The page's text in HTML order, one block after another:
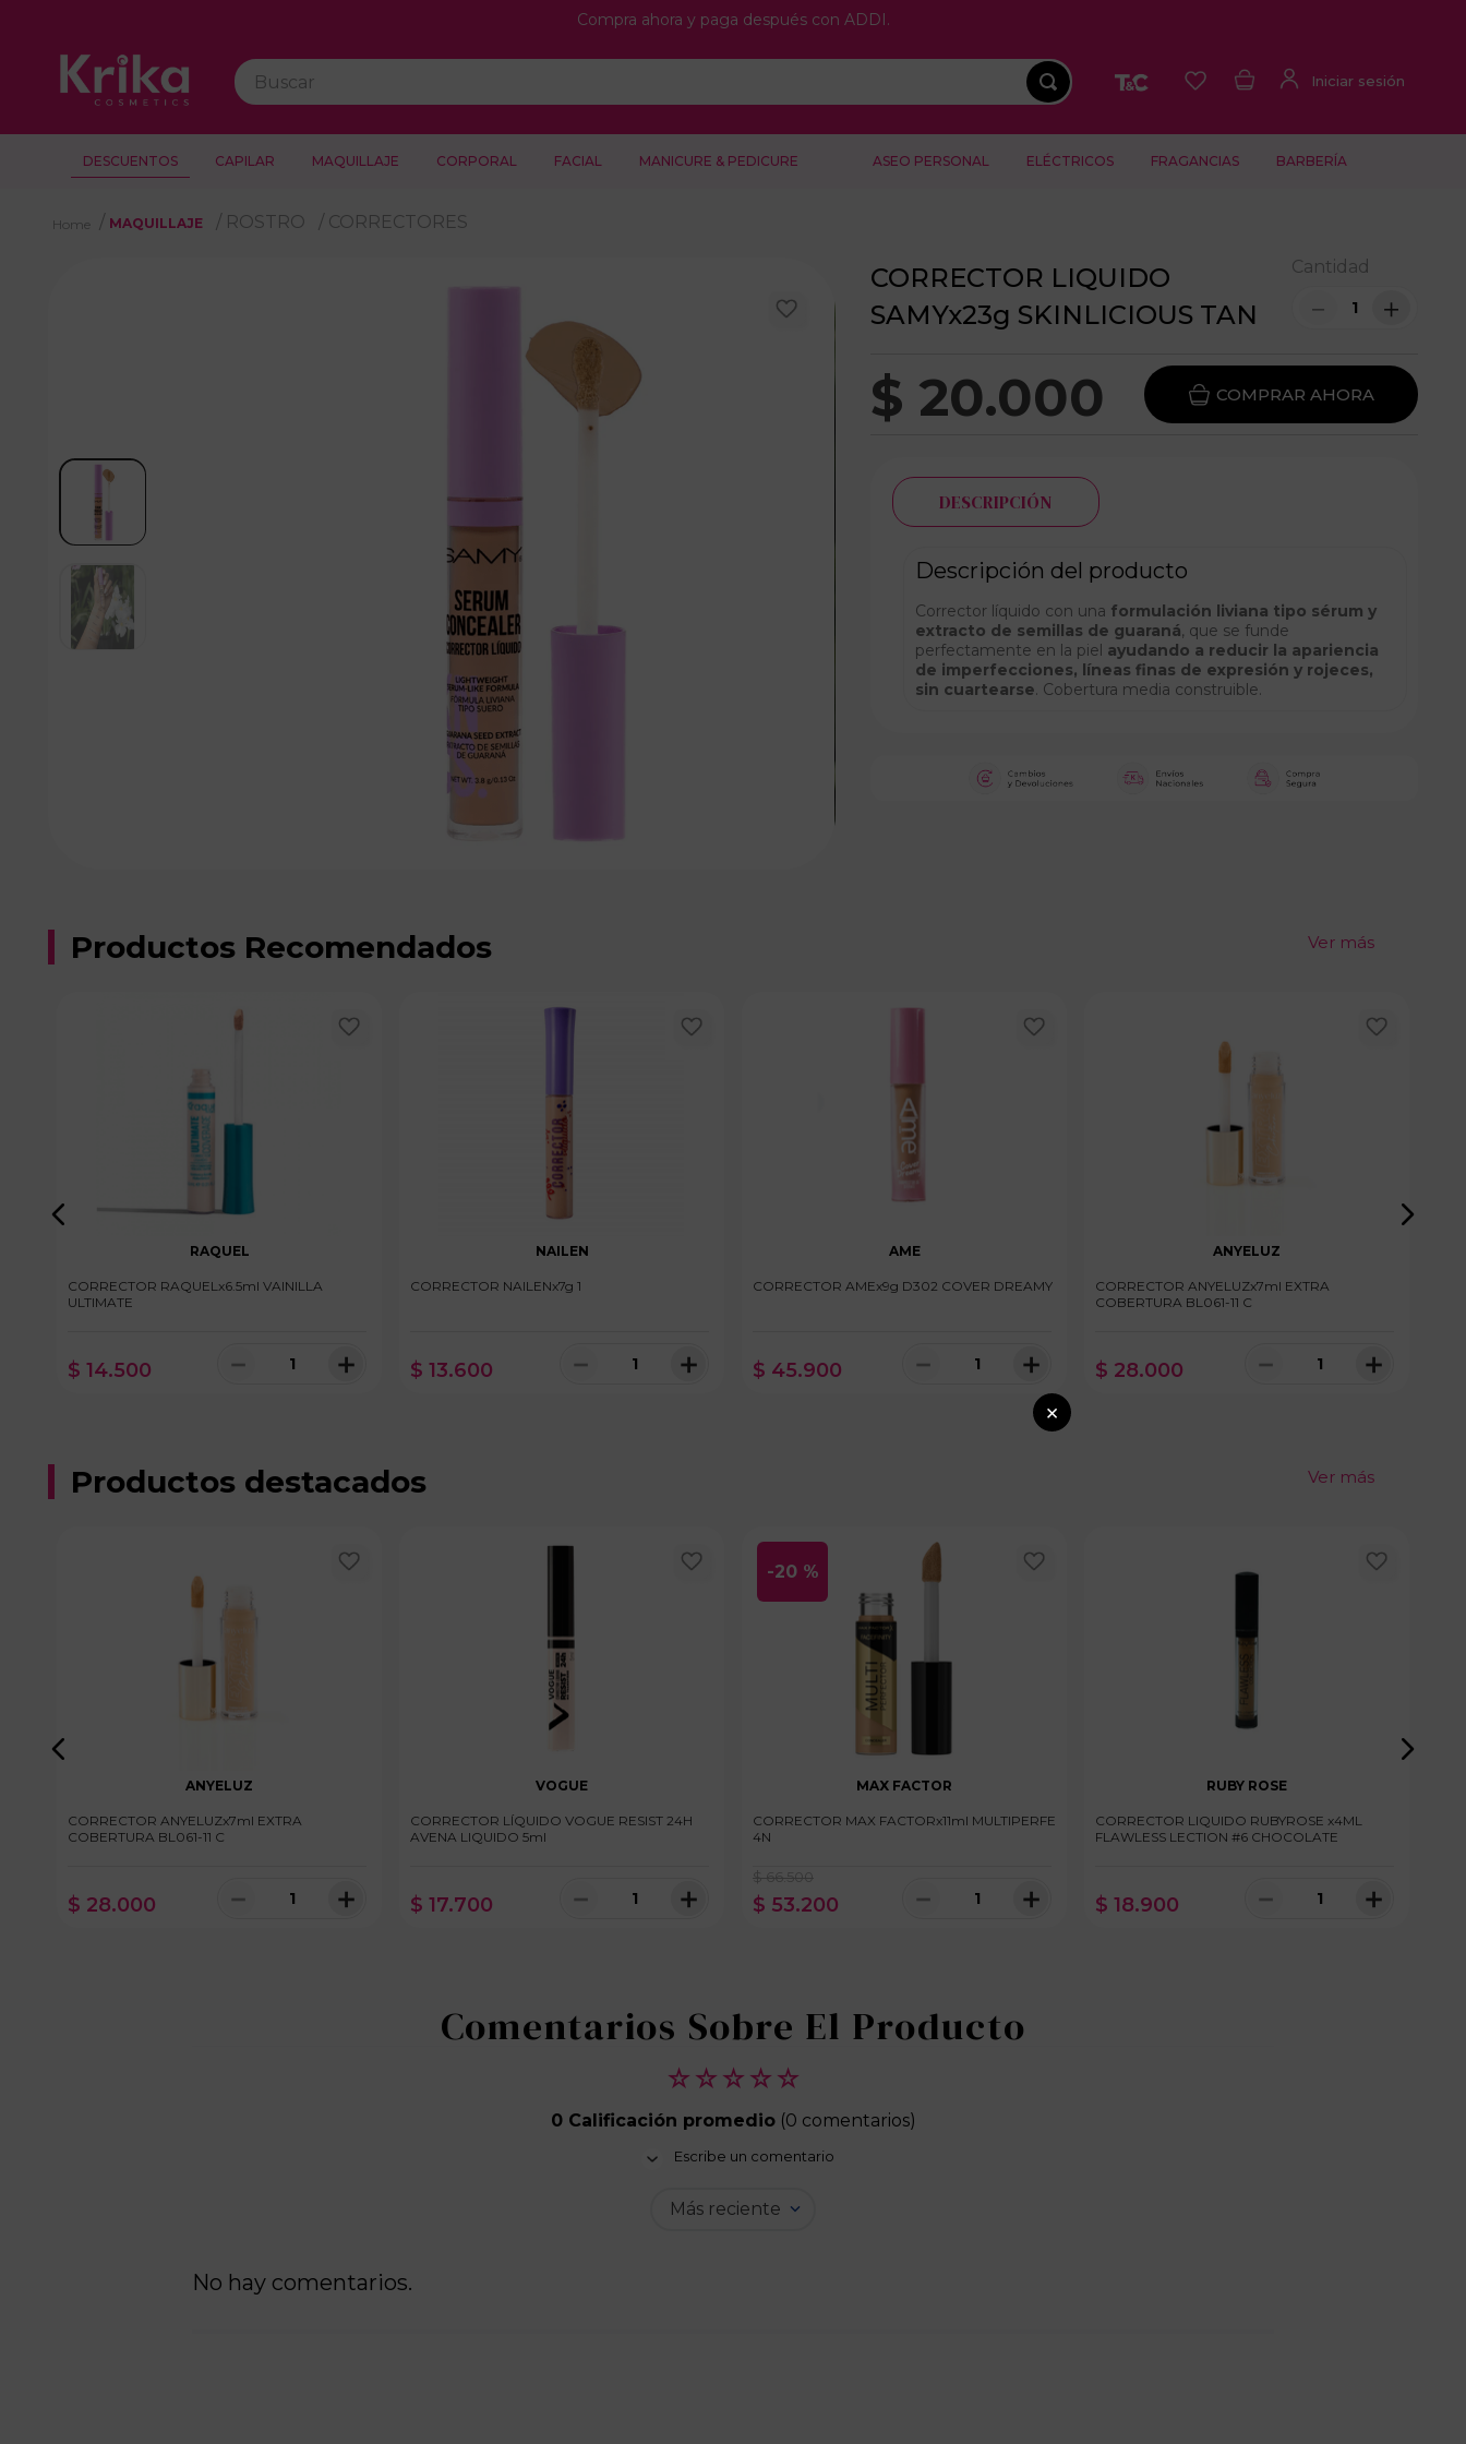
Compra ahora y paga después con ADDI.
Buscar
DESCUENTOS CAPILAR MAQUILLAJE CORPORAL FACIAL MANICURE & PEDICURE ASEO PERSONAL ELÉCTRICOS FRAGANCIAS BARBERÍA
MAQUILLAJE ROSTRO CORRECTORES
CORRECTOR LIQUIDO
SAMYx23g SKINLICIOUS TAN
Cantidad
＋
－
$ 20.000
DESCRIPCIÓN
Descripción del producto
Corrector líquido con una formulación liviana tipo sérum y
extracto de semillas de guaraná, que se funde
perfectamente en la piel ayudando a reducir la apariencia
de imperfecciones, líneas finas de expresión y rojeces,
sin cuartearse. Cobertura media construible.
Productos Recomendados Ver más
RAQUEL
CORRECTOR RAQUELx6.5ml VAINILLA
ULTIMATE
$ 14.500 ＋
－
NAILEN
CORRECTOR NAILENx7g 1
$ 13.600 ＋
－
AME
CORRECTOR AMEx9g D302 COVER DREAMY
$ 45.900 ＋
－
ANYELUZ
CORRECTOR ANYELUZx7ml EXTRA
COBERTURA BL061-11 C
$ 28.000 ＋
－
Productos destacados Ver más
ANYELUZ
CORRECTOR ANYELUZx7ml EXTRA
COBERTURA BL061-11 C
$ 28.000 ＋
－
VOGUE
CORRECTOR LÍQUIDO VOGUE RESIST 24H
AVENA LIQUIDO 5ml
$ 17.700 ＋
－
-20 %
MAX FACTOR
CORRECTOR MAX FACTORx11ml MULTIPERFE
4N
$66.500
$ 53.200 ＋
－
RUBY ROSE
CORRECTOR LIQUIDO RUBYROSE x4ML
FLAWLESS LECTION #6 CHOCOLATE
$ 18.900 ＋
－
☆ ☆ ☆ ☆ ☆
0 Calificación promedio (0 comentarios)
Escribe un comentario
Más reciente
No hay comentarios.
×